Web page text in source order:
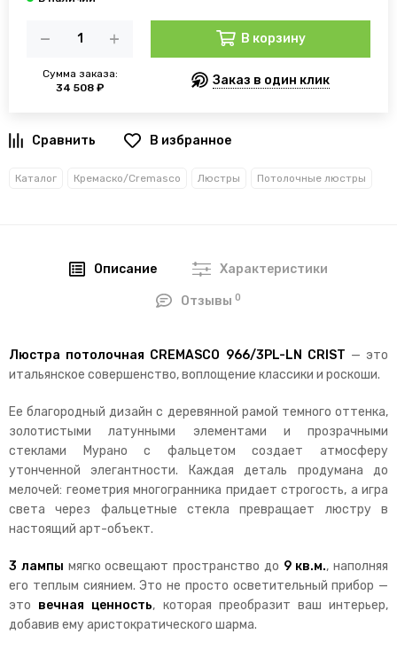
Сумма заказа:
34 508 ₽
В корзину
Заказ в один клик
В избранное
Каталог Кремаско/Cremasco Люстры Потолочные люстры
Описание Характеристики
Отзывы0
Люстра потолочная CREMASCO 966/3PL-LN CRIST — это
итальянское совершенство, воплощение классики и роскоши.
Ее благородный дизайн с деревянной рамой темного оттенка,
золотистыми латунными элементами и прозрачными
стеклами Мурано с фальцетом создает атмосферу
утонченной элегантности. Каждая деталь продумана до
мелочей: геометрия многогранника придает строгость, а игра
света через фальцетные стекла превращает люстру в
настоящий арт-объект.
3 лампы мягко освещают пространство до 9 кв.м., наполняя
его теплым сиянием. Это не просто осветительный прибор —
это вечная ценность, которая преобразит ваш интерьер,
добавив ему аристократического шарма.